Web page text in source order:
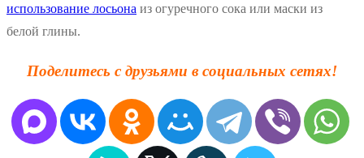
использование лосьона из огуречного сока или маски из
белой глины.
Поделитесь с друзьями в социальных сетях!